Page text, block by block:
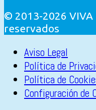
© 2013-2026 VIVA
reservados
Aviso Legal
Política de
Política de
Configuración de